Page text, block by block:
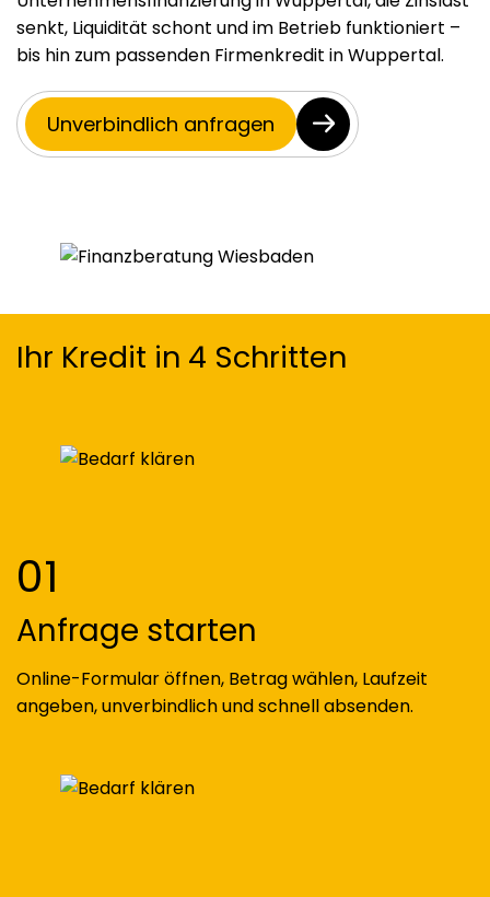
senkt, Liquidität schont und im Betrieb funktioniert –
bis hin zum passenden Firmenkredit in Wuppertal.
Unverbindlich anfragen
Ihr Kredit in 4 Schritten
01
Anfrage starten
Online-Formular öffnen, Betrag wählen, Laufzeit
angeben, unverbindlich und schnell absenden.